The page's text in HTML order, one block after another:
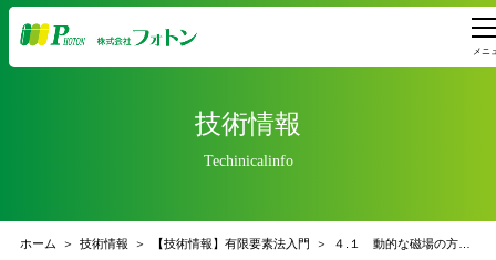
メニ
技術情報
Techinicalinfo
ホーム 技術情報 【技術情報】有限要素法入門 ４.１ 動的な磁場の方程式